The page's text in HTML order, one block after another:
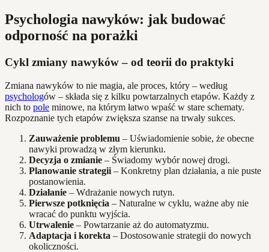
Psychologia nawyków: jak budować
odporność na porażki
Cykl zmiany nawyków – od teorii do praktyki
Zmiana nawyków to nie magia, ale proces, który – według
psychologów – składa się z kilku powtarzalnych etapów. Każdy z
nich to pole minowe, na którym łatwo wpaść w stare schematy.
Rozpoznanie tych etapów zwiększa szanse na trwały sukces.
Zauważenie problemu – Uświadomienie sobie, że obecne
nawyki prowadzą w złym kierunku.
Decyzja o zmianie – Świadomy wybór nowej drogi.
Planowanie strategii – Konkretny plan działania, a nie puste
postanowienia.
Działanie – Wdrażanie nowych rutyn.
Pierwsze potknięcia – Naturalne w cyklu, ważne aby nie
wracać do punktu wyjścia.
Utrwalenie – Powtarzanie aż do automatyzmu.
Adaptacja i korekta – Dostosowanie strategii do nowych
okoliczności.